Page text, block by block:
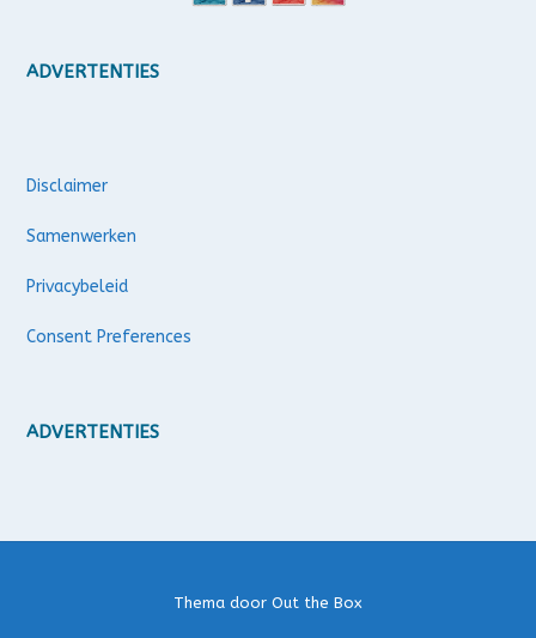
ADVERTENTIES
Disclaimer
Samenwerken
Privacybeleid
Consent Preferences
ADVERTENTIES
Thema door Out the Box